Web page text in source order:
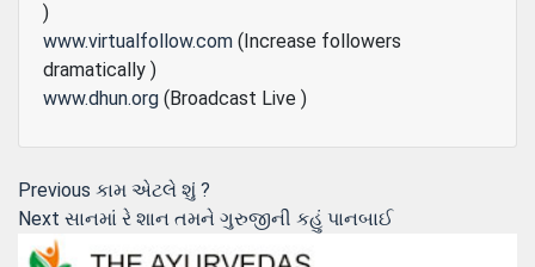
)
www.virtualfollow.com (Increase followers
dramatically )
www.dhun.org (Broadcast Live )
Post
navigation
Previous Previous
post:
કામ એટલે શું ?
Next Next
સાનમાં રે શાન તમને ગુરુજીની કહું પાનબાઈ